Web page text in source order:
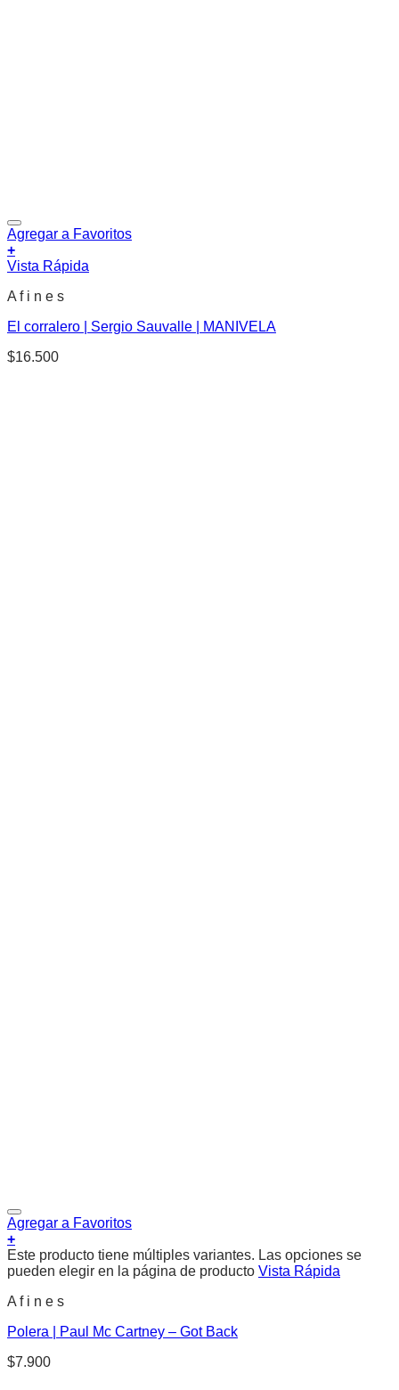
Agregar a Favoritos
+
Vista Rápida
A f i n e s
El corralero | Sergio Sauvalle | MANIVELA
$16.500
Agregar a Favoritos
+
Este producto tiene múltiples variantes. Las opciones se
pueden elegir en la página de producto Vista Rápida
A f i n e s
Polera | Paul Mc Cartney – Got Back
$7.900